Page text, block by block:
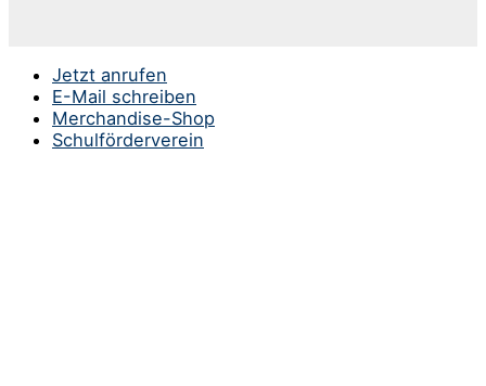
Jetzt anrufen
E-Mail schreiben
Merchandise-Shop
Schulförderverein